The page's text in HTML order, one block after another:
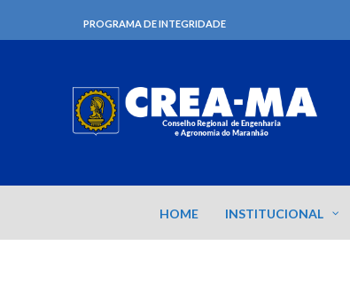
PROGRAMA DE INTEGRIDADE
HOME INSTITUCIONAL